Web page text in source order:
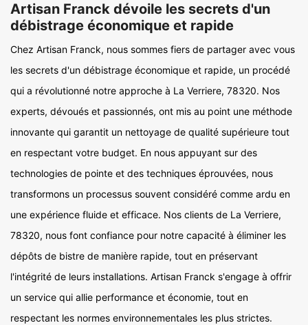
Artisan Franck dévoile les secrets d'un
débistrage économique et rapide
Chez Artisan Franck, nous sommes fiers de partager avec vous
les secrets d'un débistrage économique et rapide, un procédé
qui a révolutionné notre approche à La Verriere, 78320. Nos
experts, dévoués et passionnés, ont mis au point une méthode
innovante qui garantit un nettoyage de qualité supérieure tout
en respectant votre budget. En nous appuyant sur des
technologies de pointe et des techniques éprouvées, nous
transformons un processus souvent considéré comme ardu en
une expérience fluide et efficace. Nos clients de La Verriere,
78320, nous font confiance pour notre capacité à éliminer les
dépôts de bistre de manière rapide, tout en préservant
l'intégrité de leurs installations. Artisan Franck s'engage à offrir
un service qui allie performance et économie, tout en
respectant les normes environnementales les plus strictes.